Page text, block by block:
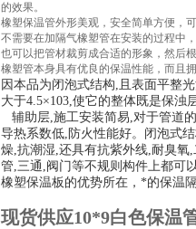
的效果。
橡塑保温管外形美观，安全简单方便，
不需要在加隔气橡塑管在安装的过程中
也可以把管材裁剪成合适的形象，然后
橡塑管本身具有优良的保温性能，而且
因本品为闭泡式结构, 且表面平整
大于4.5×103,使它的整体既是保浊
辅助层,施工安装简易,对于管道
导热系数低, 防火性能好。闭泡式
燥,抗潮湿,还具有抗紫外线,耐臭氧,
管,三通 ,阀门等不规则构件上都可
橡塑保温板的优势所在，*的保温
现货供应10*9白色保温